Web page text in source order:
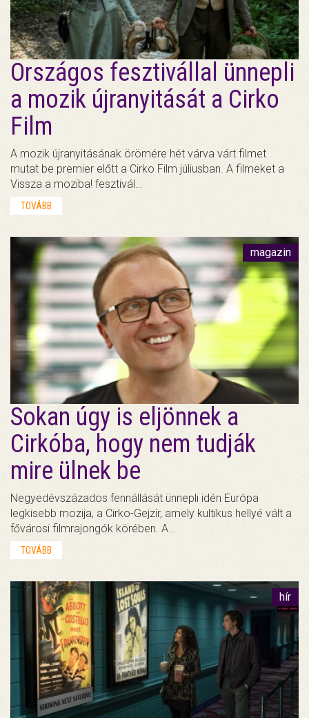
Országos fesztivállal ünnepli
a mozik újranyitását a Cirko
Film
A mozik újranyitásának örömére hét várva várt filmet
mutat be premier előtt a Cirko Film júliusban. A filmeket a
Vissza a moziba! fesztivál…
TOVÁBB
magazin
Sokan úgy is eljönnek a
Cirkóba, hogy nem tudják
mire ülnek be
Negyedévszázados fennállását ünnepli idén Európa
legkisebb mozija, a Cirko-Gejzír, amely kultikus hellyé vált a
fővárosi filmrajongók körében. A…
TOVÁBB
hír